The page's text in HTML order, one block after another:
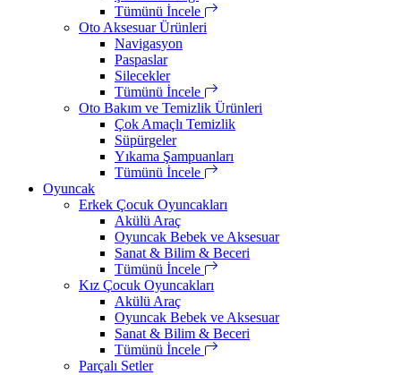
Tümünü İncele
Oto Aksesuar Ürünleri
Navigasyon
Paspaslar
Silecekler
Tümünü İncele
Oto Bakım ve Temizlik Ürünleri
Çok Amaçlı Temizlik
Süpürgeler
Yıkama Şampuanları
Tümünü İncele
Oyuncak
Erkek Çocuk Oyuncakları
Akülü Araç
Oyuncak Bebek ve Aksesuar
Sanat & Bilim & Beceri
Tümünü İncele
Kız Çocuk Oyuncakları
Akülü Araç
Oyuncak Bebek ve Aksesuar
Sanat & Bilim & Beceri
Tümünü İncele
Parçalı Setler